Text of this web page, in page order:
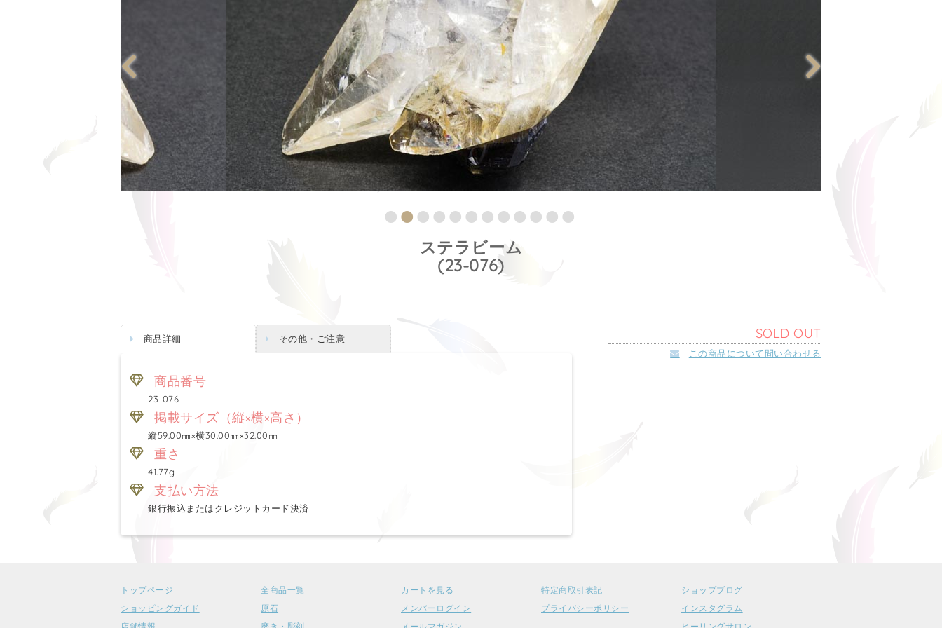
ステラビーム
(23-076)
SOLD OUT
この商品について問い合わせる
商品詳細 その他・ご注意
商品番号
23-076
掲載サイズ（縦×横×高さ）
縦59.00㎜×横30.00㎜×32.00㎜
重さ
41.77g
支払い方法
銀行振込またはクレジットカード決済
トップページ
ショッピングガイド
全商品一覧
原石
カートを見る
メンバーログイン
特定商取引表記
プライバシーポリシー
ショップブログ
インスタグラム